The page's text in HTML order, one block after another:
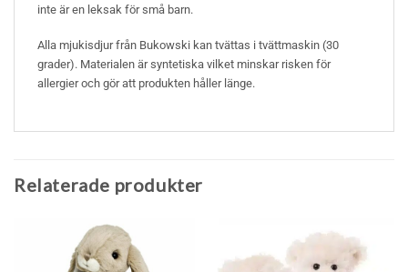
inte är en leksak för små barn.
Alla mjukisdjur från Bukowski kan tvättas i tvättmaskin (30
grader). Materialen är syntetiska vilket minskar risken för
allergier och gör att produkten håller länge.
Relaterade produkter